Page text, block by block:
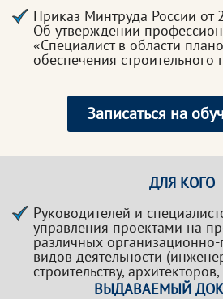
Приказ Минтруда России
Об утверждении
«Специалист в области
обеспечения строительного
Записаться на
ДЛЯ КОГО
Руководителей и
управления проектами на
различных
видов деятельности
строительству,
ВЫДАВАЕМЫЙ